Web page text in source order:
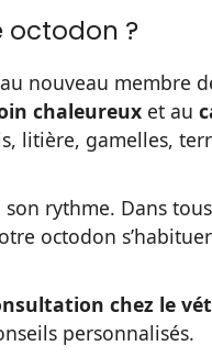
octodon ?
nouveau membre
chaleureux et au
litière, gamelles,
rythme. Dans
octodon
chez le
personnalisés.